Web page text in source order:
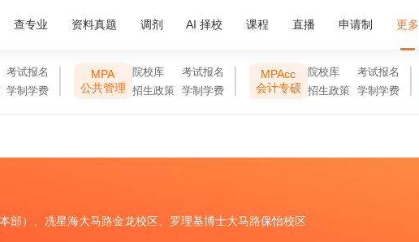
查专业 资料真题 调剂 AI 择校 课程 直播 申请制 更多
考试报名
学制学费
MPA
公共管理
院校库
考试报名
招生政策
学制学费
MPAcc
会计专硕
院校库
考试报名
招生政策
学制学费
部）、冼星海大马路金龙校区、罗理基博士大马路保怡校区